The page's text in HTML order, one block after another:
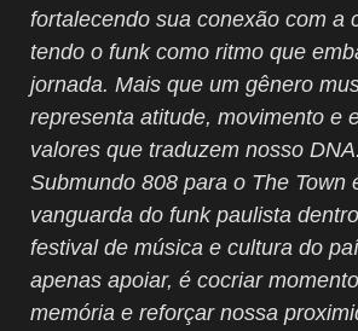
fortalecendo sua conexão com a
tendo o funk como ritmo que
jornada. Mais que um gênero
representa atitude, movimento e
valores que traduzem nosso
Submundo 808 para o The Town
vanguarda do funk paulista
festival de música e cultura do
apenas apoiar, é cocriar
memória e reforçar nossa